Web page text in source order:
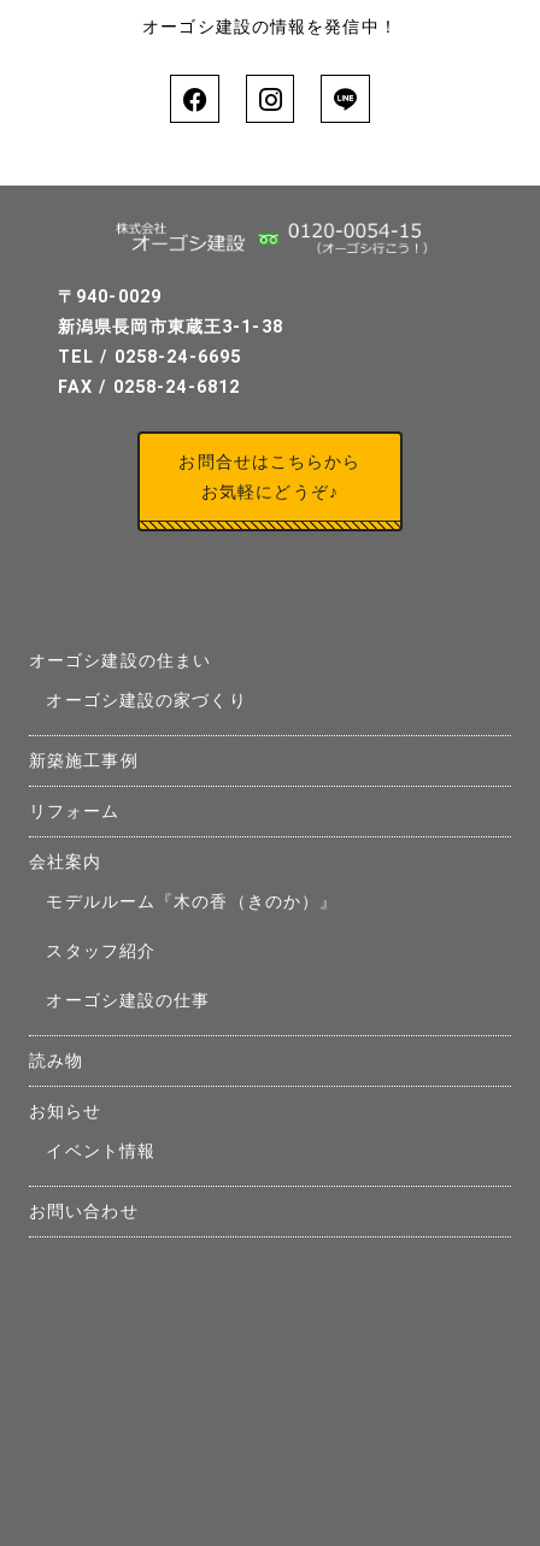
オーゴシ建設の情報を発信中！
〒940-0029
新潟県長岡市東蔵王3-1-38
TEL / 0258-24-6695
FAX / 0258-24-6812
お問合せはこちらから
お気軽にどうぞ♪
オーゴシ建設の住まい
オーゴシ建設の家づくり
新築施工事例
リフォーム
会社案内
モデルルーム『木の香（きのか）』
スタッフ紹介
オーゴシ建設の仕事
読み物
お知らせ
イベント情報
お問い合わせ